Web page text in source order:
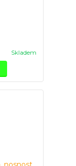
Skladem